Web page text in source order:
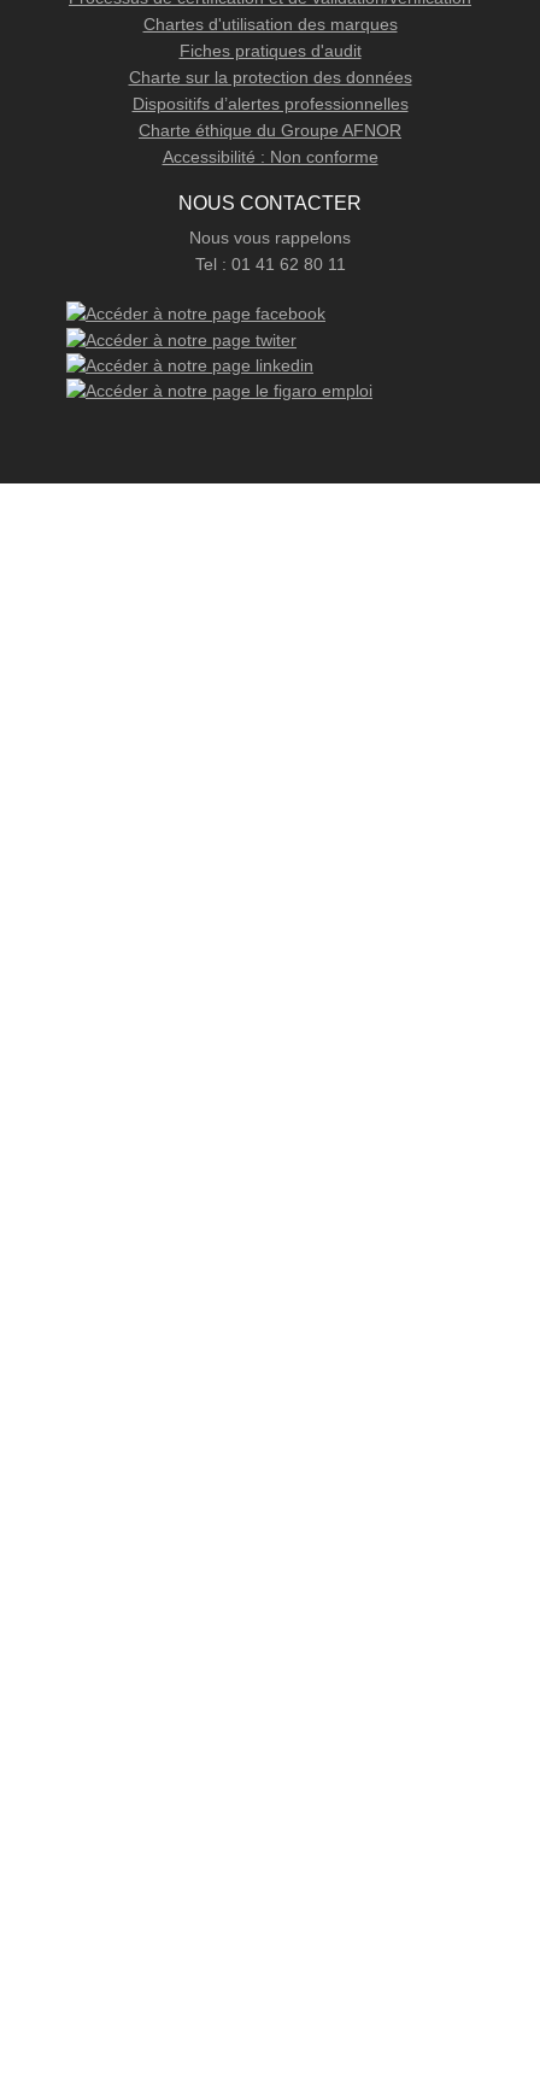
Chartes d'utilisation des marques
Fiches pratiques d'audit
Charte sur la protection des données
Dispositifs d’alertes professionnelles
Charte éthique du Groupe AFNOR
Accessibilité : Non conforme
NOUS CONTACTER
Nous vous rappelons
Tel : 01 41 62 80 11